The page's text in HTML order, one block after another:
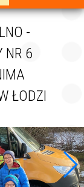
-
NR 6
ŁODZI